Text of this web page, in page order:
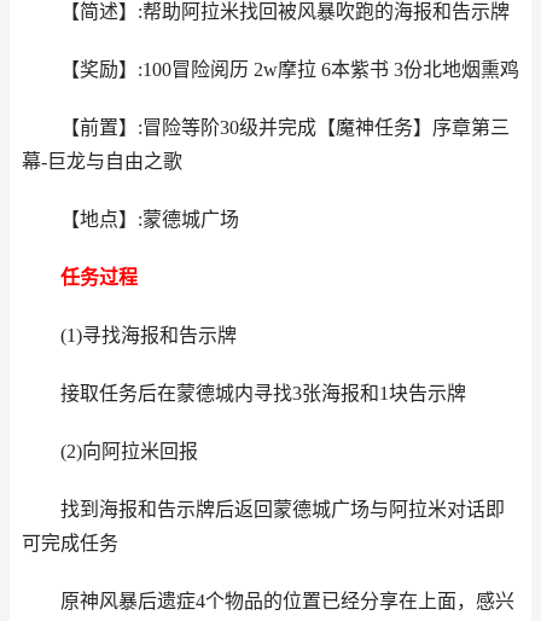
【简述】:帮助阿拉米找回被风暴吹跑的海报和告示牌
【奖励】:100冒险阅历 2w摩拉 6本紫书 3份北地烟熏鸡
【前置】:冒险等阶30级并完成【魔神任务】序章第三
幕-巨龙与自由之歌
【地点】:蒙德城广场
任务过程
(1)寻找海报和告示牌
接取任务后在蒙德城内寻找3张海报和1块告示牌
(2)向阿拉米回报
找到海报和告示牌后返回蒙德城广场与阿拉米对话即
可完成任务
原神风暴后遗症4个物品的位置已经分享在上面，感兴